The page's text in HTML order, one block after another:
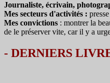
Journaliste, écrivain,
Mes secteurs d'activités :
Mes convictions : montrer la
de le préserver vite, car il y a
- DERNIERS